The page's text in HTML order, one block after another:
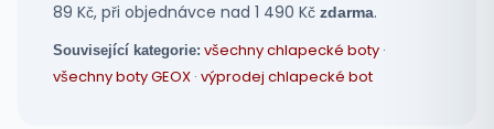
89 Kč, při objednávce nad 1 490 Kč zdarma.
Související kategorie: všechny chlapecké boty ·
všechny boty GEOX · výprodej chlapecké bot